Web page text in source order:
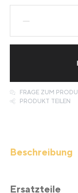
FRAGE ZUM
PRODUKT TEILEN
Beschreibung
Ersatzteile